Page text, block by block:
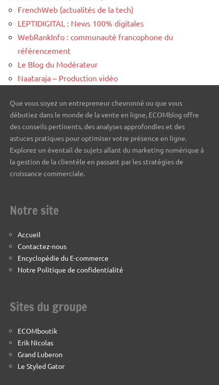
FrenchWeb (actualités de la tech)
LEPTIDIGITAL : News 100% digitales
WebRankInfo : communauté francophone du
référencement
Le Blog du Modérateur
Naataraja – Production vidéo
Que vous soyez un entrepreneur chevronné ou que vous
débutiez dans le monde de la vente en ligne, ECOMblog offre
des conseils pertinents, des analyses approfondies et des
astuces pratiques pour optimiser votre présence en ligne.
Explorez un éventail de sujets allant du marketing numérique à
la gestion de la clientèle en passant par les stratégies de
croissance commerciale.
Notre site
Accueil
Contactez-nous
Encyclopédie du E-commerce
Notre Politique de confidentialité
Sites du groupe
ECOMboutik
Erik Nicolas
Grand Luberon
Le Styled Gator